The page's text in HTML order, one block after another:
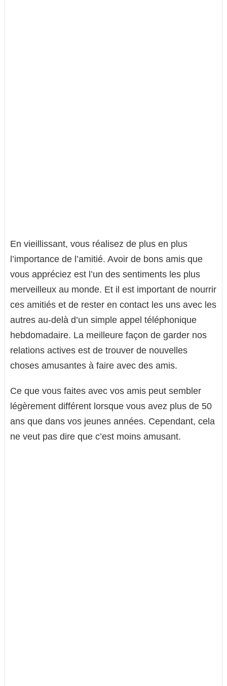
En vieillissant, vous réalisez de plus en plus
l’importance de l’amitié. Avoir de bons amis que
vous appréciez est l’un des sentiments les plus
merveilleux au monde. Et il est important de nourrir
ces amitiés et de rester en contact les uns avec les
autres au-delà d’un simple appel téléphonique
hebdomadaire. La meilleure façon de garder nos
relations actives est de trouver de nouvelles
choses amusantes à faire avec des amis.
Ce que vous faites avec vos amis peut sembler
légèrement différent lorsque vous avez plus de 50
ans que dans vos jeunes années. Cependant, cela
ne veut pas dire que c’est moins amusant.